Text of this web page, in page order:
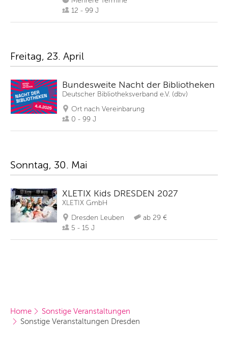
12 - 99 J
Freitag, 23. April
Bundesweite Nacht der Bibliotheken
Deutscher Bibliotheksverband e.V. (dbv)
Ort nach Vereinbarung
0 - 99 J
Sonntag, 30. Mai
XLETIX Kids DRESDEN 2027
XLETIX GmbH
Dresden Leuben
ab 29 €
5 - 15 J
Home
Sonstige Veranstaltungen
Sonstige Veranstaltungen Dresden